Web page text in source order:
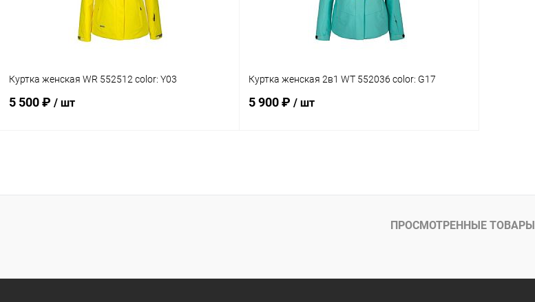
L S
Куртка женская WR 552512 color: Y03
5 500 ₽ / шт
Сравнение
Куртка женская 2в1 WT 552036 color: G17
5 900 ₽ / шт
Сравнение
ПРОСМОТРЕННЫЕ ТОВАРЫ